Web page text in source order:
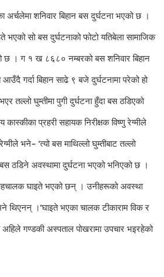
अर्चलेमा शनिवार बिहान बस दुर्घटना भएको छ ।
सो बस दुर्घटनाको फोटो यतिबेला सामाजिक
छ । ग १ ख ८६८० नम्बरको बस शनिवार बिहान
गर्दा बिहान साढे ९ बजे दुर्घटनामा परेको हो
तल्लो घुम्तीमा पुगी दुर्घटना हुँदा बस ठडिएको
कास्कीका प्रहरी सहायक निरीक्षक विष्णु रेग्मीले
भने– ‘त्यो बस माथिल्लो घुम्तीबाट तल्लो
ठडिने अवस्थामा दुर्घटना भएको भनिएको छ ।
घाइते भएको छन् । उनीहरूको अवस्था
थिएनन् ।’घाइते भएका चालक टीकाराम विक र
गण्डकी अस्पताल पोखरामा उपचार भइरहेको